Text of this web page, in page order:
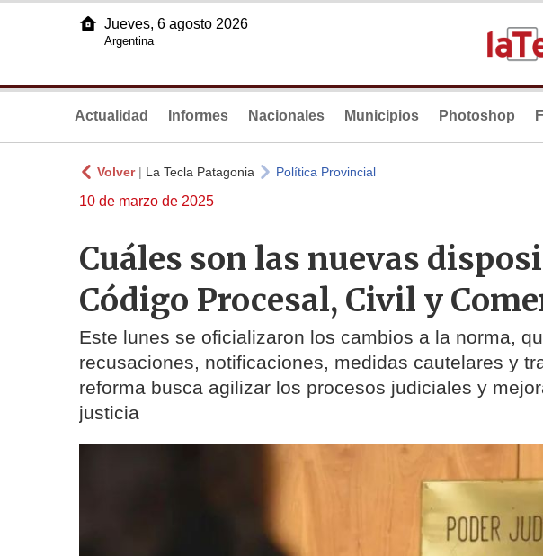
Jueves, 6 agosto 2026
Argentina
Actualidad Informes Nacionales Municipios Photoshop
Volver| La Tecla Patagonia Política Provincial
10 de marzo de 2025
Cuáles son las nuevas
Código Procesal, Civil y
Este lunes se oficializaron los cambios a la norma,
recusaciones, notificaciones, medidas cautelares y
reforma busca agilizar los procesos judiciales y
justicia